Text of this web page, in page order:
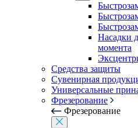
Насадки
момента
Средства защиты
Сувенирная
Универсальные
Фрезерование
Фрезерование